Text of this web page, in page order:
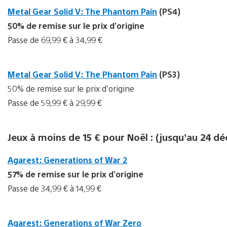
Metal Gear Solid V: The Phantom Pain (PS4)
50% de remise sur le prix d’origine
Passe de 69,99 € à 34,99 €
Metal Gear Solid V: The Phantom Pain (PS3)
50% de remise sur le prix d’origine
Passe de 59,99 € à 29,99 €
Jeux à moins de 15 € pour Noël : (jusqu’au 24
Agarest: Generations of War 2
57% de remise sur le prix d’origine
Passe de 34,99 € à 14,99 €
Agarest: Generations of War Zero